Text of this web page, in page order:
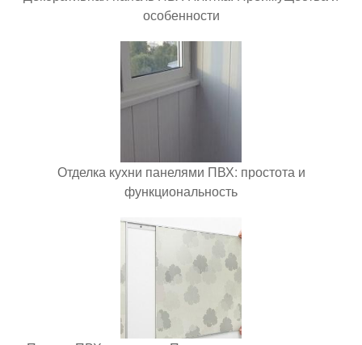
особенности
Отделка кухни панелями ПВХ: простота и
функциональность